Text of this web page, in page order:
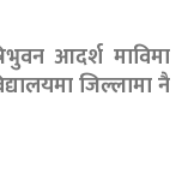
आदर्श माविमा
जिल्लामा नै